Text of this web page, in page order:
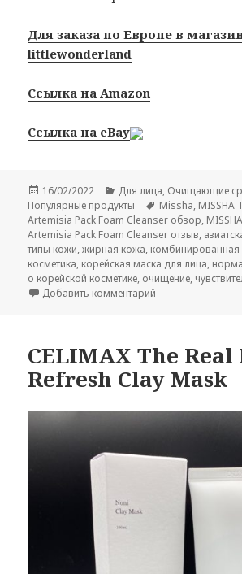
Для заказа по Европе в
littlewonderland
Ссылка на Amazon
Ссылка на eBay
Опубликовано
16/02/2022 Рубрики
Для лица, Очищающие
Популярные продукты
Метки
Missha, MISSHA
Artemisia Pack Foam Cleanser обзор,
Artemisia Pack Foam Cleanser отзыв,
типы кожи,жирная кожа, комбинированная
косметика, корейская маска для лица,
о корейской косметике, очищение,
Добавить комментарий
CELIMAX The Real
Refresh Clay Mask